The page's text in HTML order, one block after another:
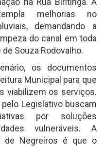
melhorias no
demandando a
do canal em toda
Souza Rodovalho.
os documentos
Municipal para que
viabilizem os serviços.
Legislativo buscam
por soluções
vulneráveis. A
de Negreiros é que o